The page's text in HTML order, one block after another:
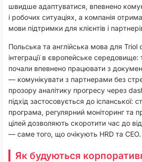
швидше адаптуватися, впевнено
і робочих ситуаціях, а компанія
мови підтримки для клієнтів і
Польська та англійська мова для Triol
інтеграції в європейське середовище:
почали впевнено працювати з
— комунікувати з партнерами без
прозору аналітику прогресу через
підхід застосовується до іспанської:
програма, регулярний моніторинг та
цілей дозволяють скоротити час до
— саме того, що очікують HRD та CEO.
Як будуються